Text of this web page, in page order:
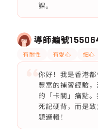
課。
導師編號
有耐性 有愛心 細心
你好！我是香港
豐富的補習經驗
的「卡關」痛點
死記硬背，而是
題邏輯！